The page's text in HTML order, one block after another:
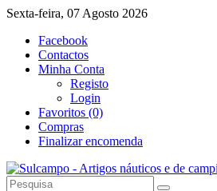
Sexta-feira, 07 Agosto 2026
Facebook
Contactos
Minha Conta
Registo
Login
Favoritos (0)
Compras
Finalizar encomenda